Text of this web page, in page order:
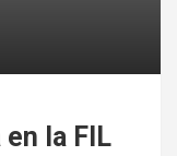
la FIL